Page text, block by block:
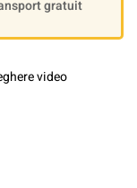
gratuit
video